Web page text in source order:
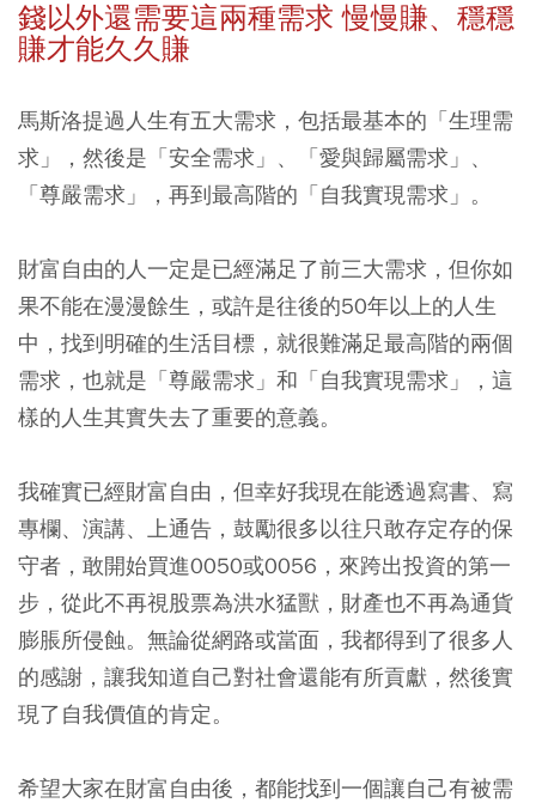
錢以外還需要這兩種需求 慢慢賺、穩穩
賺才能久久賺
馬斯洛提過人生有五大需求，包括最基本的「生理需
求」，然後是「安全需求」、「愛與歸屬需求」、
「尊嚴需求」，再到最高階的「自我實現需求」。
財富自由的人一定是已經滿足了前三大需求，但你如
果不能在漫漫餘生，或許是往後的50年以上的人生
中，找到明確的生活目標，就很難滿足最高階的兩個
需求，也就是「尊嚴需求」和「自我實現需求」，這
樣的人生其實失去了重要的意義。
我確實已經財富自由，但幸好我現在能透過寫書、寫
專欄、演講、上通告，鼓勵很多以往只敢存定存的保
守者，敢開始買進0050或0056，來跨出投資的第一
步，從此不再視股票為洪水猛獸，財產也不再為通貨
膨脹所侵蝕。無論從網路或當面，我都得到了很多人
的感謝，讓我知道自己對社會還能有所貢獻，然後實
現了自我價值的肯定。
希望大家在財富自由後，都能找到一個讓自己有被需